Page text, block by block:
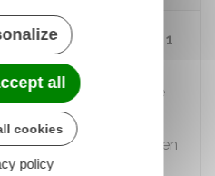
sur une durée de 1
vous devez prendre
la CAE, vous devez en
. Vous participez alors à
all
cookies
policy